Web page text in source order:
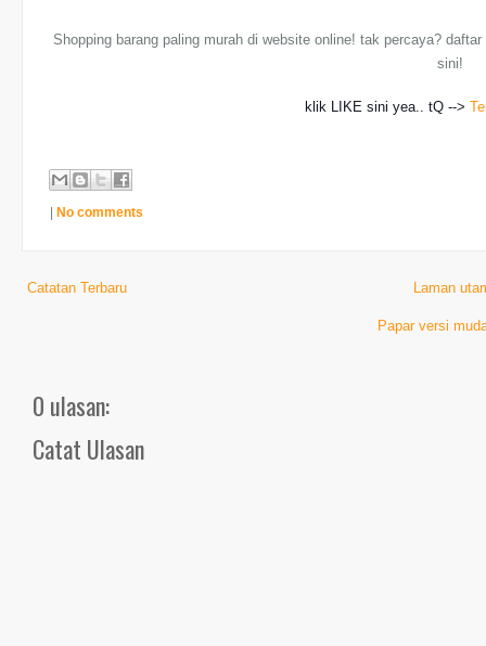
Shopping barang paling murah di website online! tak percaya? daftar
sini!
klik LIKE sini yea.. tQ -->
| No comments
Catatan Terbaru Laman
Papar versi
0 ulasan:
Catat Ulasan